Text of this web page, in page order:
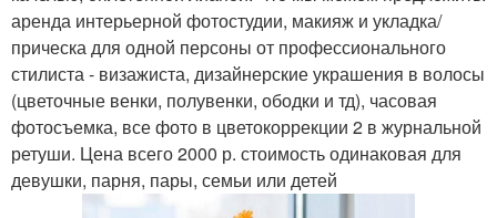
аренда интерьерной фотостудии, макияж и укладка/
прическа для одной персоны от профессионального
стилиста - визажиста, дизайнерские украшения в волосы
(цветочные венки, полувенки, ободки и тд), часовая
фотосъемка, все фото в цветокоррекции 2 в журнальной
ретуши. Цена всего 2000 р. стоимость одинаковая для
девушки, парня, пары, семьи или детей